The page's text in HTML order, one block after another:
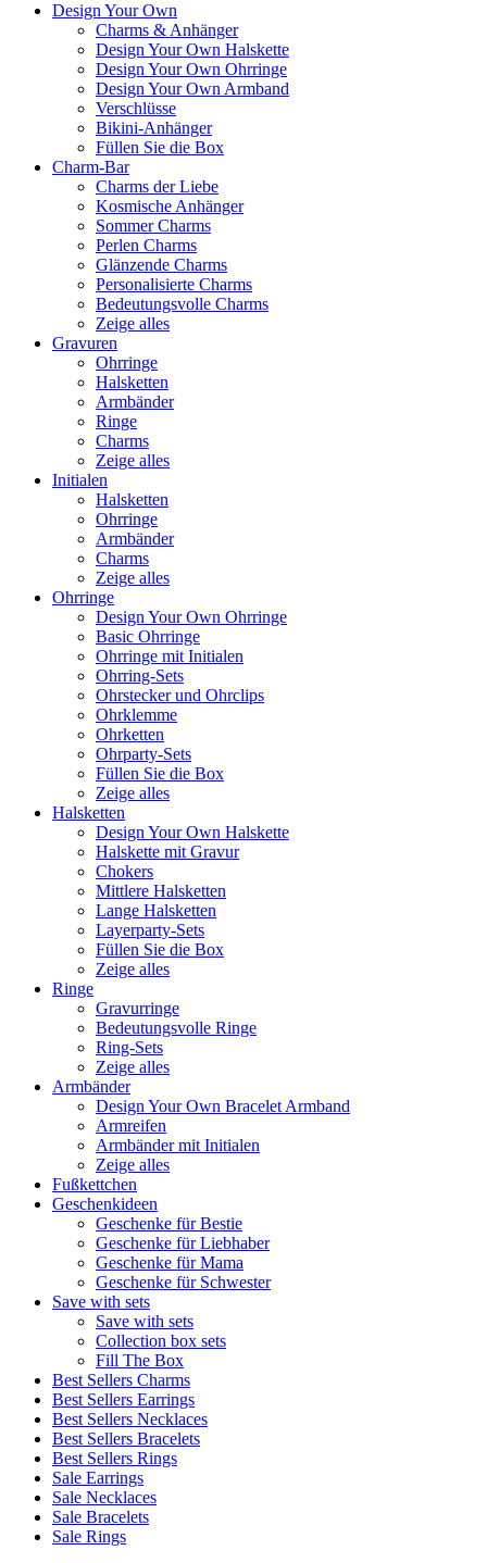
Design Your Own
Charms & Anhänger
Design Your Own Halskette
Design Your Own Ohrringe
Design Your Own Armband
Verschlüsse
Bikini-Anhänger
Füllen Sie die Box
Charm-Bar
Charms der Liebe
Kosmische Anhänger
Sommer Charms
Perlen Charms
Glänzende Charms
Personalisierte Charms
Bedeutungsvolle Charms
Zeige alles
Gravuren
Ohrringe
Halsketten
Armbänder
Ringe
Charms
Zeige alles
Initialen
Halsketten
Ohrringe
Armbänder
Charms
Zeige alles
Ohrringe
Design Your Own Ohrringe
Basic Ohrringe
Ohrringe mit Initialen
Ohrring-Sets
Ohrstecker und Ohrclips
Ohrklemme
Ohrketten
Ohrparty-Sets
Füllen Sie die Box
Zeige alles
Halsketten
Design Your Own Halskette
Halskette mit Gravur
Chokers
Mittlere Halsketten
Lange Halsketten
Layerparty-Sets
Füllen Sie die Box
Zeige alles
Ringe
Gravurringe
Bedeutungsvolle Ringe
Ring-Sets
Zeige alles
Armbänder
Design Your Own Bracelet Armband
Armreifen
Armbänder mit Initialen
Zeige alles
Fußkettchen
Geschenkideen
Geschenke für Bestie
Geschenke für Liebhaber
Geschenke für Mama
Geschenke für Schwester
Save with sets
Save with sets
Collection box sets
Fill The Box
Best Sellers Charms
Best Sellers Earrings
Best Sellers Necklaces
Best Sellers Bracelets
Best Sellers Rings
Sale Earrings
Sale Necklaces
Sale Bracelets
Sale Rings